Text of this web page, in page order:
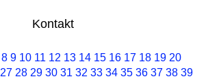
Kontakt
8 9 10 11 12 13 14 15 16 17 18 19 20
27 28 29 30 31 32 33 34 35 36 37 38 39